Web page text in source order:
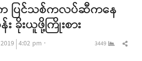
ြင်သစ်ကလပ်ဆီကနေ
း ခိုးယူဖို့ကြိုးစား
4:02 pm
3449